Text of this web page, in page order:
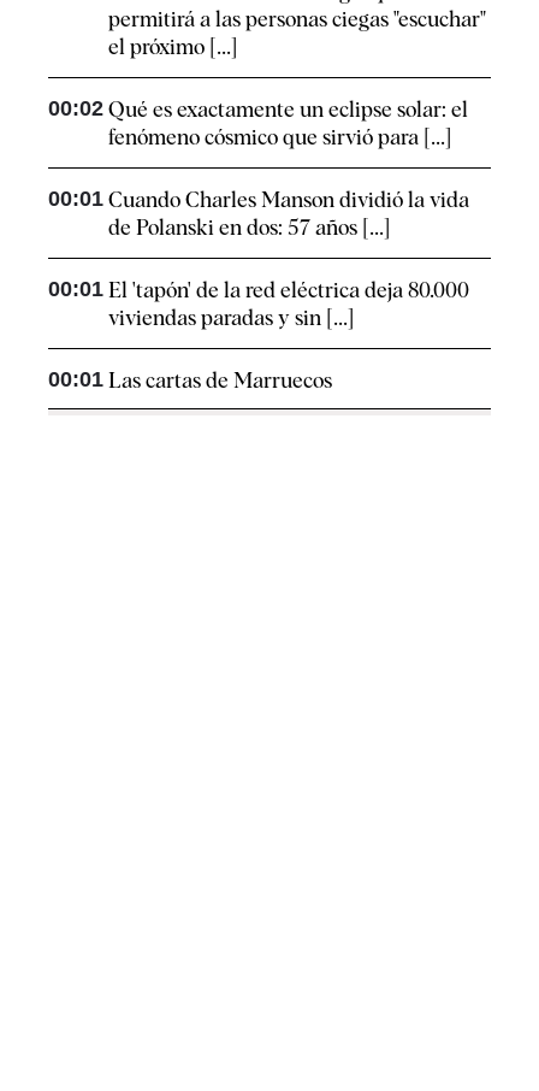
permitirá a las personas ciegas "escuchar"
el próximo [...]
00:02 Qué es exactamente un eclipse solar: el
fenómeno cósmico que sirvió para [...]
00:01 Cuando Charles Manson dividió la vida
de Polanski en dos: 57 años [...]
00:01 El 'tapón' de la red eléctrica deja 80.000
viviendas paradas y sin [...]
00:01 Las cartas de Marruecos